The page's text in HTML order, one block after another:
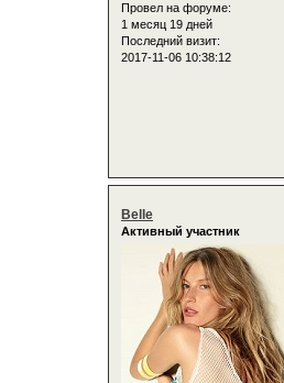
Провел на форуме:
1 месяц 19 дней
Последний визит:
2017-11-06 10:38:12
Belle
Активный участник